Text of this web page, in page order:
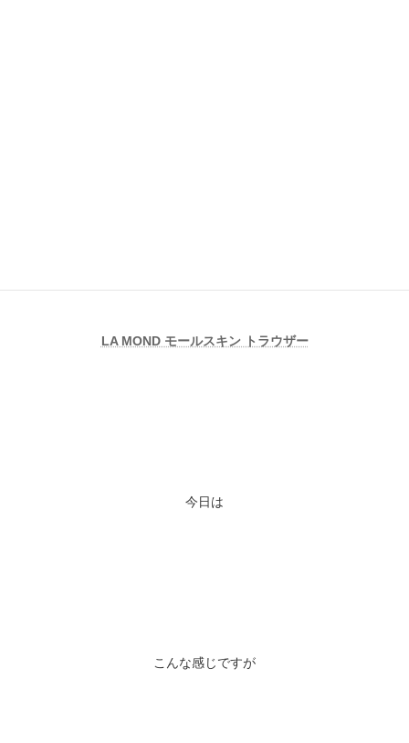
LA MOND モールスキン トラウザー
今日は
こんな感じですが